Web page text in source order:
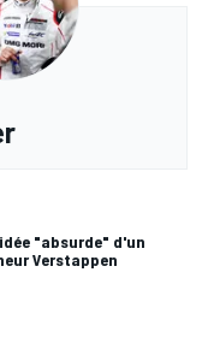
"absurde" d'un
Verstappen